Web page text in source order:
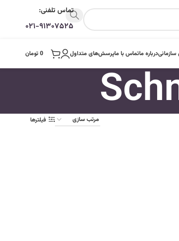
تماس تلفنی:
۰۲۱-۹۱۳۰۷۵۲۵
سازمانیدرباره ماتماس با ماپرسش‌های متداول 0تومان
فیلترها